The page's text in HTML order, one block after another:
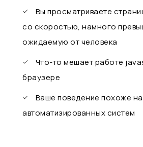
Вы просматриваете
со скоростью, намного
ожидаемую от человека
Что-то мешает работе
браузере
Ваше поведение похоже
автоматизированных систем